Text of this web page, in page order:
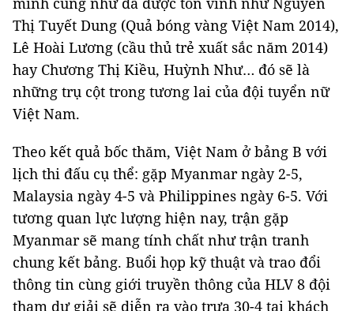
Thị Tuyết Dung (Quả bóng vàng Việt Nam 2014),
Lê Hoài Lương (cầu thủ trẻ xuất sắc năm 2014)
hay Chương Thị Kiều, Huỳnh Như… đó sẽ là
những trụ cột trong tương lai của đội tuyển nữ
Việt Nam.
Theo kết quả bốc thăm, Việt Nam ở bảng B với
lịch thi đấu cụ thể: gặp Myanmar ngày 2-5,
Malaysia ngày 4-5 và Philippines ngày 6-5. Với
tương quan lực lượng hiện nay, trận gặp
Myanmar sẽ mang tính chất như trận tranh
chung kết bảng. Buổi họp kỹ thuật và trao đổi
thông tin cùng giới truyền thông của HLV 8 đội
tham dự giải sẽ diễn ra vào trưa 30-4 tại khách